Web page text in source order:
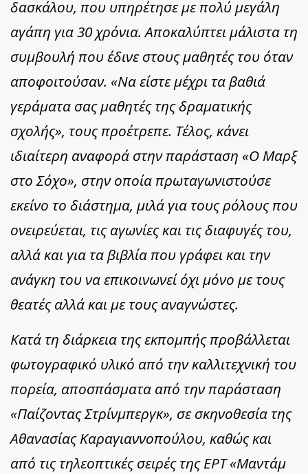
δασκάλου, που υπηρέτησε με πολύ μεγάλη
αγάπη για 30 χρόνια. Αποκαλύπτει μάλιστα τη
συμβουλή που έδινε στους μαθητές του όταν
αποφοιτούσαν. «Να είστε μέχρι τα βαθιά
γεράματα σας μαθητές της δραματικής
σχολής», τους προέτρεπε. Τέλος, κάνει
ιδιαίτερη αναφορά στην παράσταση «Ο Μαρξ
στο Σόχο», στην οποία πρωταγωνιστούσε
εκείνο το διάστημα, μιλά για τους ρόλους που
ονειρεύεται, τις αγωνίες και τις διαφυγές του,
αλλά και για τα βιβλία που γράφει και την
ανάγκη του να επικοινωνεί όχι μόνο με τους
θεατές αλλά και με τους αναγνώστες.
Κατά τη διάρκεια της εκπομπής προβάλλεται
φωτογραφικό υλικό από την καλλιτεχνική του
πορεία, αποσπάσματα από την παράσταση
«Παίζοντας Στρίνμπεργκ», σε σκηνοθεσία της
Αθανασίας Καραγιαννοπούλου, καθώς και
από τις τηλεοπτικές σειρές της ΕΡΤ «Μαντάμ